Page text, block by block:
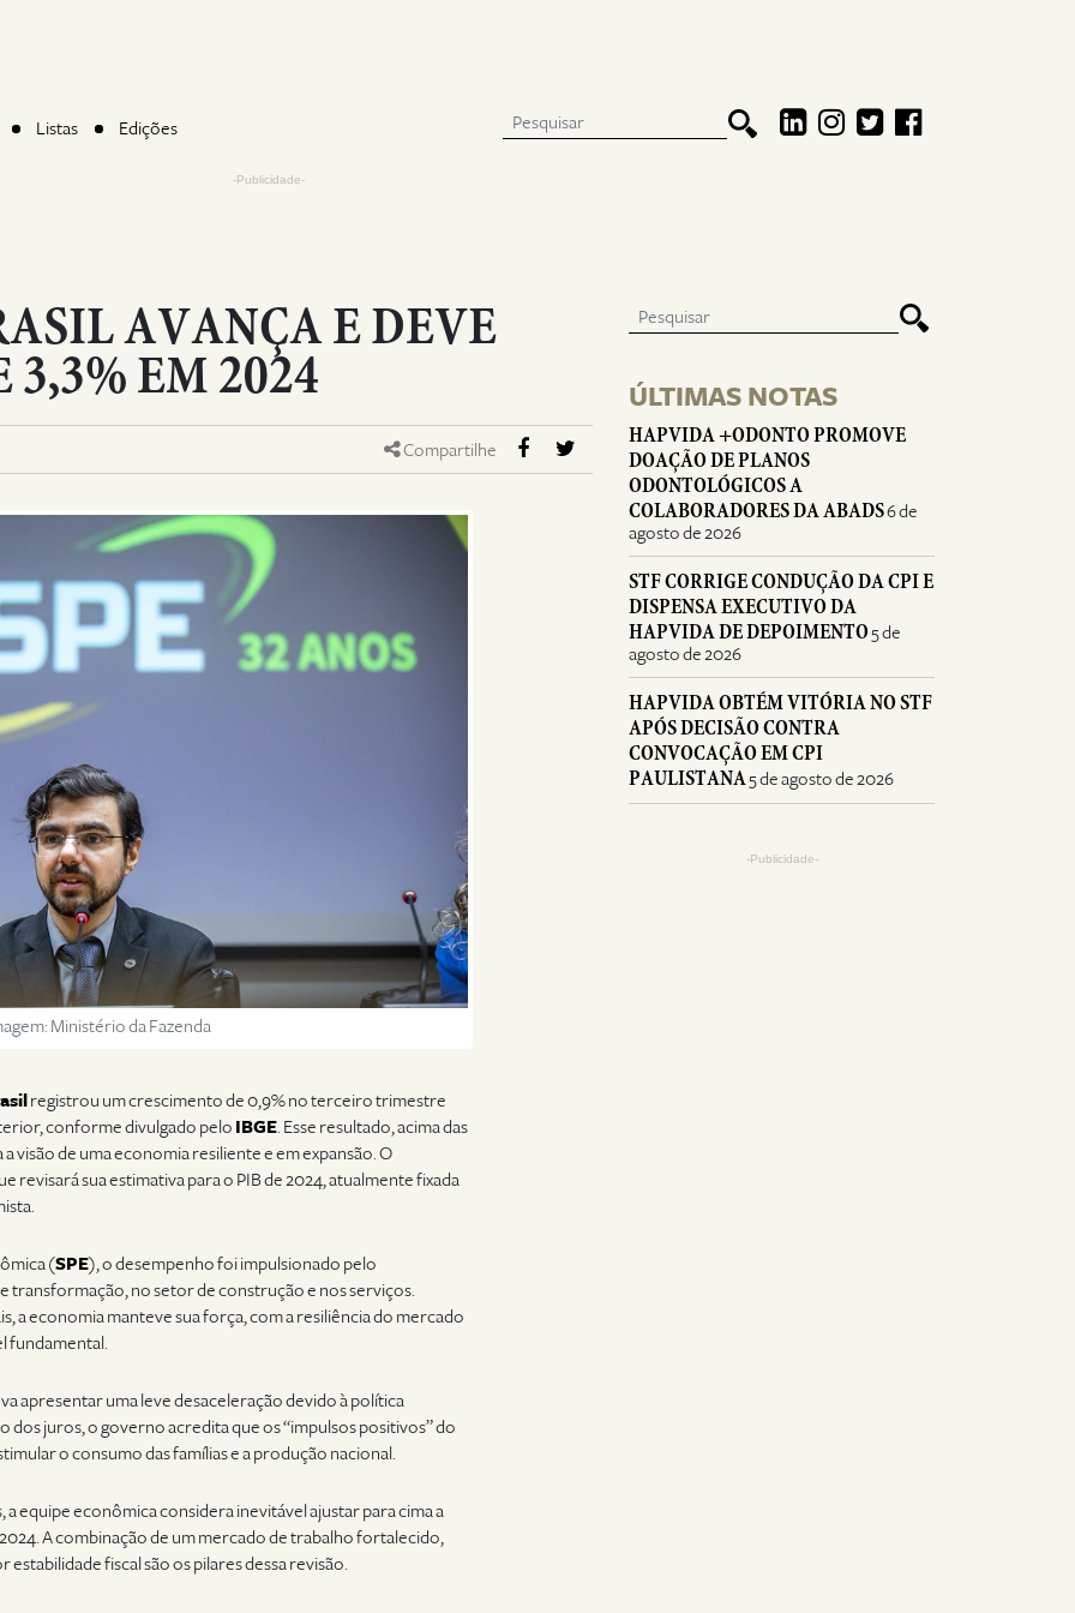
Listas Edições
-Publicidade-
AVANÇA E DEVE
3,3% EM 2024
Compartilhe
Ministério da Fazenda
registrou um crescimento de 0,9% no terceiro trimestre
conforme divulgado pelo IBGE. Esse resultado, acima das
visão de uma economia resiliente e em expansão. O
revisará sua estimativa para o PIB de 2024, atualmente fixada
(SPE), o desempenho foi impulsionado pelo
transformação, no setor de construção e nos serviços.
a economia manteve sua força, com a resiliência do mercado
fundamental.
apresentar uma leve desaceleração devido à política
dos juros, o governo acredita que os “impulsos positivos” do
o consumo das famílias e a produção nacional.
equipe econômica considera inevitável ajustar para cima a
A combinação de um mercado de trabalho fortalecido,
fiscal são os pilares dessa revisão.
ÚLTIMAS NOTAS
HAPVIDA +ODONTO PROMOVE
DOAÇÃO DE PLANOS
ODONTOLÓGICOS A
COLABORADORES DA ABADS6 de
agosto de 2026
STF CORRIGE CONDUÇÃO DA CPI E
DISPENSA EXECUTIVO DA
HAPVIDA DE DEPOIMENTO5 de
agosto de 2026
HAPVIDA OBTÉM VITÓRIA NO STF
APÓS DECISÃO CONTRA
CONVOCAÇÃO EM CPI
PAULISTANA5 de agosto de 2026
-Publicidade-